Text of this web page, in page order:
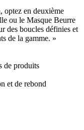
optez en deuxième
ou le Masque Beurre
des boucles définies et
de la gamme. »
de produits
et de rebond